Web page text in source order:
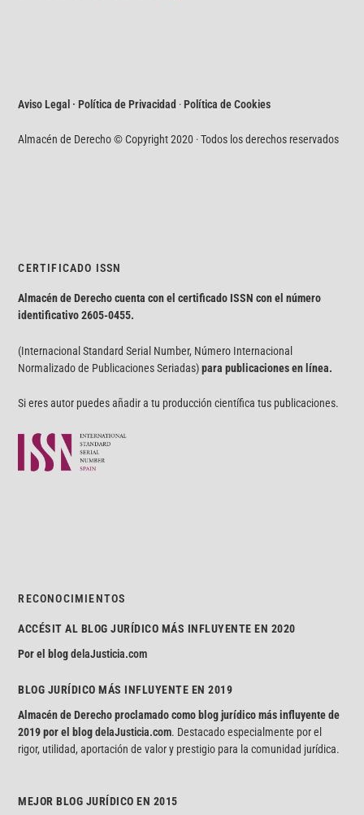
Aviso Legal · Política de Privacidad ·Política de Cookies
Almacén de Derecho © Copyright 2020 · Todos los derechos reservados
CERTIFICADO ISSN
Almacén de Derecho cuenta con el certificado ISSN con el número
identificativo2605-0455.
(Internacional Standard Serial Number, Número Internacional
Normalizado de Publicaciones Seriadas)para publicaciones en línea.
Si eres autor puedes añadir a tu producción científica tus publicaciones.
RECONOCIMIENTOS
ACCÉSIT AL BLOG JURÍDICO MÁS INFLUYENTE EN 2020
Por el blogdelaJusticia.com
BLOG JURÍDICO MÁS INFLUYENTE EN 2019
Almacén de Derecho proclamado como blog jurídico más influyente de
2019 por el blogdelaJusticia.com. Destacado especialmente por el
rigor, utilidad, aportación de valor y prestigio para la comunidad jurídica.
MEJOR BLOG JURÍDICO EN 2015